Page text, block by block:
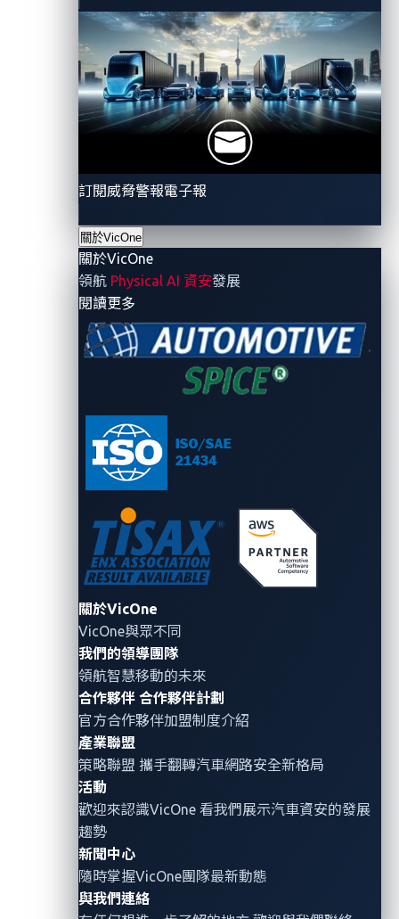
訂閱威脅警報電子報
關於VicOne
關於VicOne
領航 Physical AI 資安發展
閱讀更多
關於VicOne
VicOne與眾不同
我們的領導團隊
領航智慧移動的未來
合作夥伴 合作夥伴計劃
官方合作夥伴加盟制度介紹
產業聯盟
策略聯盟 攜手翻轉汽車網路安全新格局
活動
歡迎來認識VicOne 看我們展示汽車資安的發展
趨勢
新聞中心
隨時掌握VicOne團隊最新動態
與我們連絡
解決所有的安全風險。VicOne 提供的可靠保護贏得車輛
使用者更大的信任，讓他們能安全地利用 AI 語音個人助
理所帶來的創新安全與便利性。」
VicOne 執行長鄭奕立補充道：「AI 守護者可以監控並
保護 P3 digital services 的服務，確保沒有網路攻擊能
夠觸及 SPARQ AI 語音個人助理，並防止意外的隱私洩
露和數據資料外洩。我們很自豪能夠展示
P3聯合解決方案的功能與安全性，並深信這正是未來汽
車製造商在 AI 驅動功能上能夠脫穎而出的關鍵。」
SPARQ AI 語音個人助理是 P3 旗艦產品 SPARQ OS 資訊
娛樂平台的一部分。這款先進的座艙解決方案在其多樣
化且不斷擴展的應用程式商店中擁有超過 200 款的應用
及功能，並且內建智慧導航及其他支援功能，包括
內建的數位和個人語音助手、充電服務、大量服
務選項以及娛樂功能的選擇，即便近到去附近便利商店
還是進行橫貫大陸的洲際冒險，都能讓每次旅程更加豐
在 CES 2025 上，VicOne 和 P3 digital services將
共同展示如何保護汽車中基於AI的智慧座艙應用程
式避免資料外洩以及網路攻擊的風險。
為何選擇Android
Automotive?